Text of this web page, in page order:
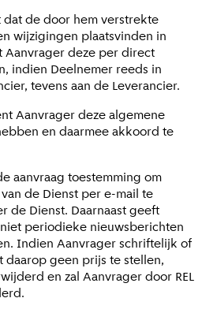
de door hem verstrekte
wijzigingen plaatsvinden in
Aanvrager deze per direct
indien Deelnemer reeds in
tevens aan de Leverancier.
Aanvrager deze algemene
en daarmee akkoord te
aanvraag toestemming om
de Dienst per e-mail te
de Dienst. Daarnaast geeft
periodieke nieuwsberichten
Indien Aanvrager schriftelijk of
daarop geen prijs te stellen,
en zal Aanvrager door REL